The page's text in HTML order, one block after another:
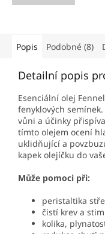
Popis Podobné (8)
Detailní popis
Esenciální olej
fenyklových
vůni a účinky
tímto olejem ocení
uklidňující a
kapek olejíčku do
Může pomoci při:
peristaltika
čistí krev a
kolika,